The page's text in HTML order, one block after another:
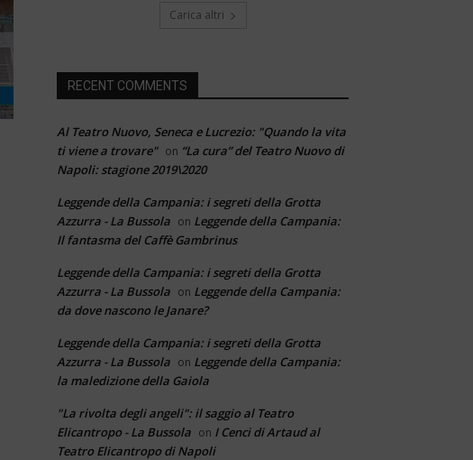
Carica altri
RECENT COMMENTS
Al Teatro Nuovo, Seneca e Lucrezio: "Quando la vita
ti viene a trovare" on “La cura” del Teatro Nuovo di
Napoli: stagione 2019\2020
Leggende della Campania: i segreti della Grotta
Azzurra - La Bussola on Leggende della Campania:
Il fantasma del Caffè Gambrinus
Leggende della Campania: i segreti della Grotta
Azzurra - La Bussola on Leggende della Campania:
da dove nascono le Janare?
Leggende della Campania: i segreti della Grotta
Azzurra - La Bussola on Leggende della Campania:
la maledizione della Gaiola
"La rivolta degli angeli": il saggio al Teatro
Elicantropo - La Bussola on I Cenci di Artaud al
Teatro Elicantropo di Napoli